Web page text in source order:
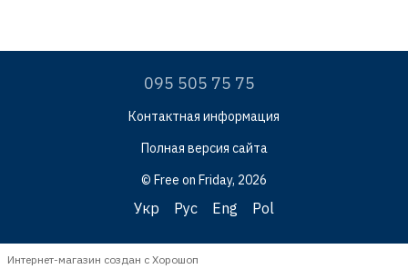
095 505 75 75
Контактная информация
Полная версия сайта
© Free on Friday, 2026
Укр Рус Eng Pol
Интернет-магазин создан с Хорошоп